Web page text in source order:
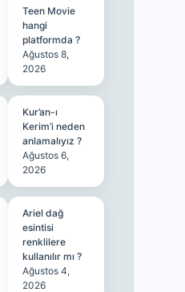
Teen Movie
hangi
platformda ?
Ağustos 8,
2026
Kur’an-ı
Kerim’i neden
anlamalıyız ?
Ağustos 6,
2026
Ariel dağ
esintisi
renklilere
kullanılır mı ?
Ağustos 4,
2026